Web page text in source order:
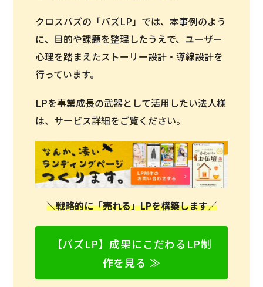
クロスバズの「バズLP」では、本事例のよう
に、目的や課題を整理したうえで、ユーザー
心理を踏まえたストーリー設計・導線設計を
行っています。
LPを事業成長の武器として活用したい法人様
は、サービス詳細をご覧ください。
＼戦略的に「売れる」LPを構築します／
【バズLP】成果にこだわるLP制
作を見る ≫